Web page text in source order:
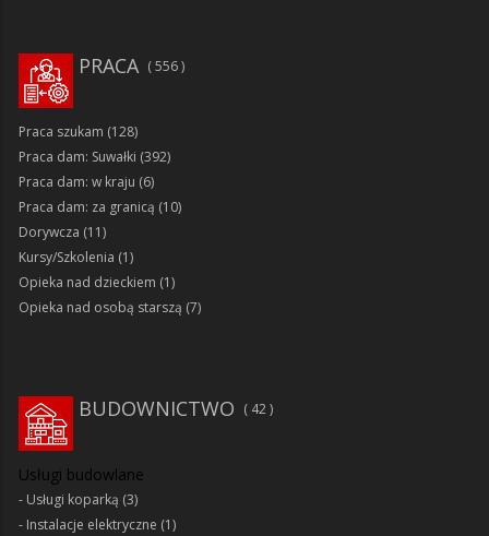
PRACA 556
Praca szukam (128)
Praca dam: Suwałki (392)
Praca dam: w kraju (6)
Praca dam: za granicą (10)
Dorywcza (11)
Kursy/Szkolenia (1)
Opieka nad dzieckiem (1)
Opieka nad osobą starszą (7)
BUDOWNICTWO 42
Usługi budowlane
Usługi koparką (3)
Instalacje elektryczne (1)